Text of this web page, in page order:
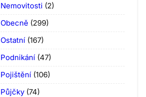
Nemovitosti (2)
Obecně (299)
Ostatní (167)
Podnikání (47)
Pojištění (106)
Půjčky (74)